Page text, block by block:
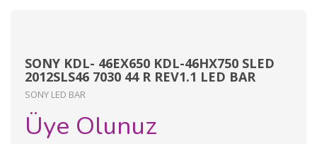
SONY KDL- 46EX650 KDL-46HX750 SLED
2012SLS46 7030 44 R REV1.1 LED BAR
SONY LED BAR
Üye Olunuz